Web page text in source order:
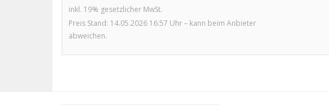
inkl. 19% gesetzlicher MwSt.
Preis Stand: 14.05.2026 16:57 Uhr – kann beim Anbieter
abweichen.